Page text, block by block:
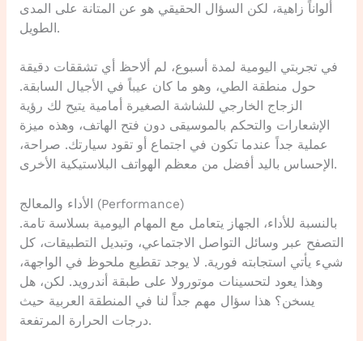
ألواناً زاهية، لكن السؤال الحقيقي هو عن المتانة على المدى
الطويل.
في تجربتي اليومية لمدة أسبوع، لم ألاحظ أي تشققات دقيقة
حول منطقة الطي، وهو ما كان عيباً في الأجيال السابقة.
الزجاج الخارجي للشاشة الصغيرة أمامية يتيح لك رؤية
الإشعارات والتحكم بالموسيقى دون فتح الهاتف، وهذه ميزة
عملية جداً عندما تكون في اجتماع أو تقود سيارتك. صراحة،
الإحساس باليد أفضل من معظم الهواتف البلاستيكية الأخرى.
الأداء والمعالج (Performance)
بالنسبة للأداء، الجهاز يتعامل مع المهام اليومية بسلاسة تامة.
التصفح عبر وسائل التواصل الاجتماعي، وتبديل التطبيقات، كل
شيء يأتي استجابته فورية. لا يوجد تقطيع ملحوظ في الواجهة،
وهذا يعود لتحسينات موتورولا على طبقة أندرويد. لكن، هل
يسخن؟ هذا سؤال مهم جداً لنا في المنطقة العربية حيث
درجات الحرارة المرتفعة.